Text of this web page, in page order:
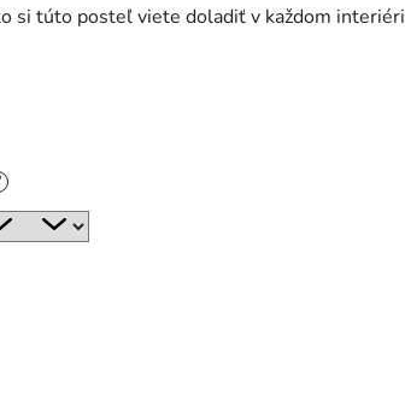
si túto posteľ viete doladiť v každom